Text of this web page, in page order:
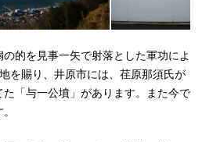
的を見事一矢で射落とした軍功によ
を賜り、井原市には、荏原那須氏が
「与一公墳」があります。また今で